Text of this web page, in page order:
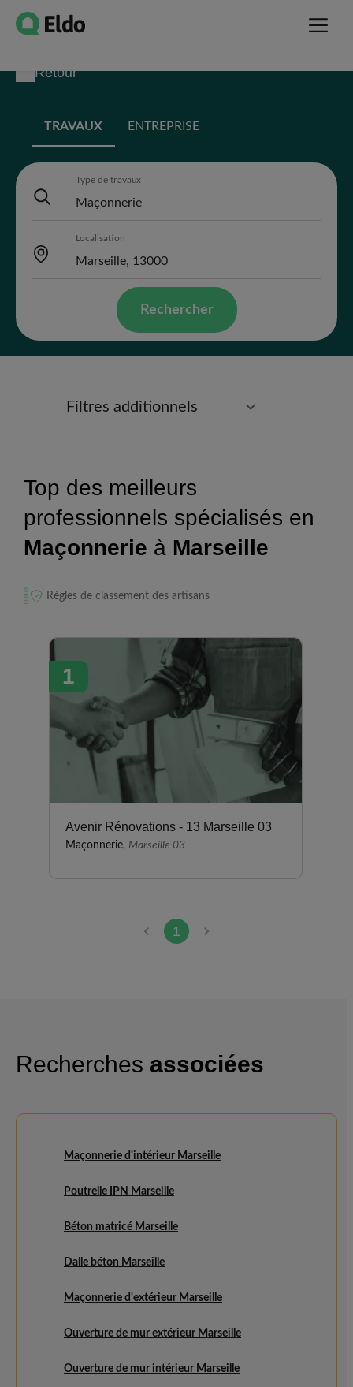
Retour
TRAVAUX ENTREPRISE
Type de travaux
Localisation
Rechercher
Filtres additionnels
Top des meilleurs
professionnels spécialisés en
Maçonnerie à Marseille
Règles de classement des artisans
1
Avenir Rénovations - 13 Marseille 03
Maçonnerie, Marseille 03
1
Recherches associées
Maçonnerie d'intérieur Marseille
Poutrelle IPN Marseille
Béton matricé Marseille
Dalle béton Marseille
Maçonnerie d'extérieur Marseille
Ouverture de mur extérieur Marseille
Ouverture de mur intérieur Marseille